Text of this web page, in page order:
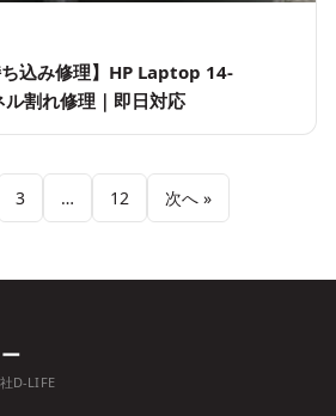
ち込み修理】HP Laptop 14-
割れ修理｜即日対応
3 … 12 次へ »
D-LIFE